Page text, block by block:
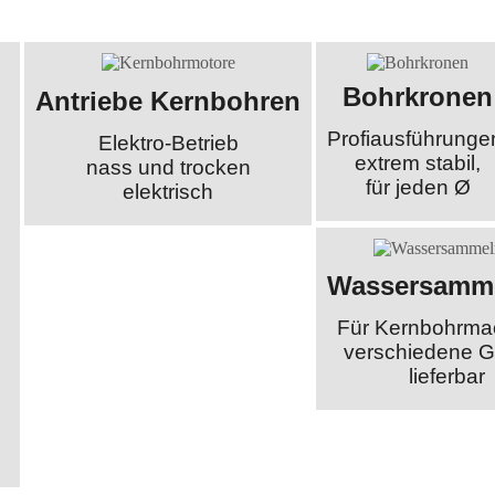
Antriebe Kernbohren
Elektro-Betrieb
nass und trocken
elektrisch
Bohrkronen
extrem stabil,
für jeden Ø
Für
verschiedene
lieferbar